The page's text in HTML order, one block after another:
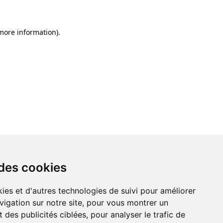
cookies
et d'autres technologies de suivi pour améliorer
sur notre site, pour vous montrer un
des publicités ciblées, pour analyser le trafic de
information).